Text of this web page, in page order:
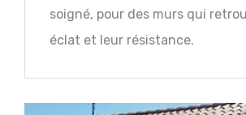
soigné, pour des murs qui
éclat et leur résistance.